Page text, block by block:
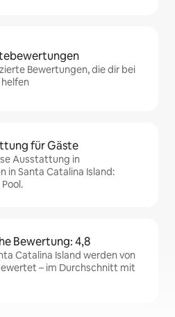
Bewertungen, die dir bei
für Gäste
Ausstattung in
in Santa Catalina Island:
Bewertung: 4,8
Catalina Island werden von
– im Durchschnitt mit